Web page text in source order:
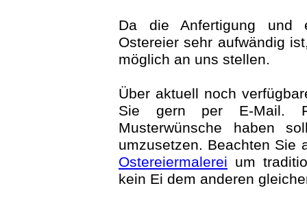
Da die Anfertigung und
Ostereier sehr aufwändig
möglich an uns stellen.
Über aktuell noch
Sie gern per E-Mail.
Musterwünsche haben
umzusetzen. Beachten
Ostereiermalerei um
kein Ei dem anderen